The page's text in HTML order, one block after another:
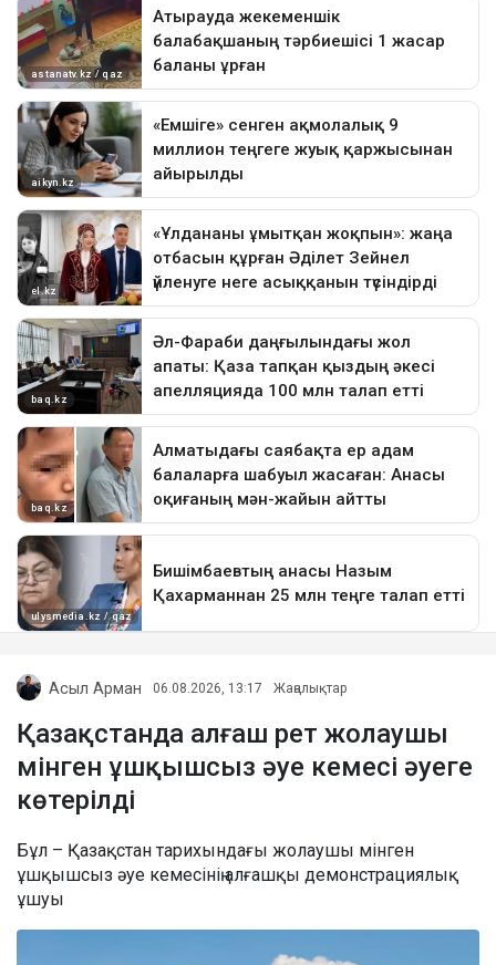
Асыл Арман 06.08.2026, 13:17 Жаңалықтар
Қазақстанда алғаш рет жолаушы
мінген ұшқышсыз әуе кемесі әуеге
көтерілді
Бұл – Қазақстан тарихындағы жолаушы мінген
ұшқышсыз әуе кемесінің алғашқы демонстрациялық
ұшуы